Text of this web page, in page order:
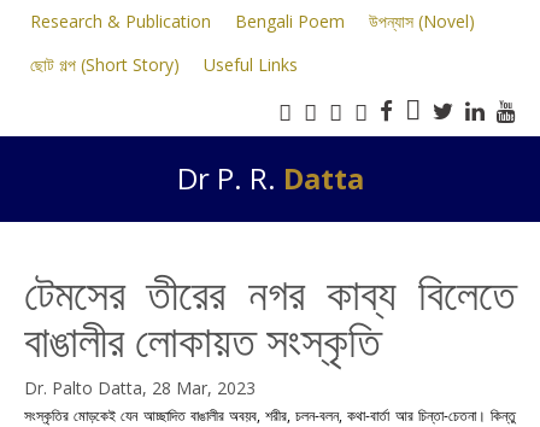
Research & Publication Bengali Poem
উপন্যাস (Novel)
ছোট গল্প (Short Story)
Useful Links
Dr P. R. Datta
টেমসের তীরের নগর কাব্য বিলেতে
বাঙালীর লোকায়ত সংস্কৃতি
Dr. Palto Datta, 28 Mar, 2023
সংস্কৃতির মোড়কেই যেন আচ্ছাদিত বাঙালীর অবয়ব, শরীর, চলন-বলন, কথা-বার্তা আর চিন্তা-চেতনা। কিন্তু